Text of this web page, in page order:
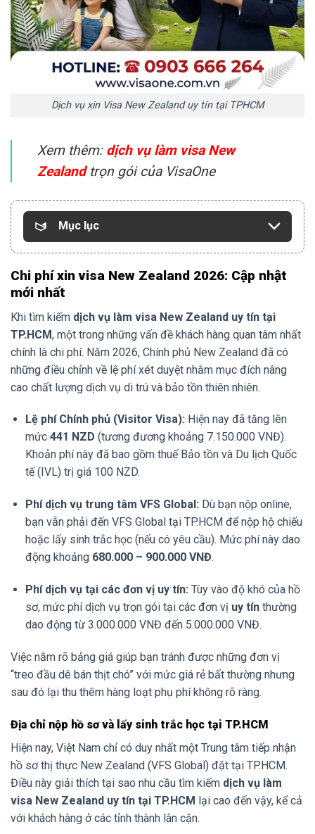
Dịch vụ xin Visa New Zealand uy tín tại TPHCM
Xem thêm: dịch vụ làm visa New
Zealandtrọn gói của VisaOne
Mục lục
Chi phí xin visa New Zealand 2026: Cập nhật
mới nhất
Khi tìm kiếm dịch vụ làm visa New Zealand uy tín tại
TP.HCM, một trong những vấn đề khách hàng quan tâm nhất
chính là chi phí. Năm 2026, Chính phủ New Zealand đã có
những điều chỉnh về lệ phí xét duyệt nhằm mục đích nâng
cao chất lượng dịch vụ di trú và bảo tồn thiên nhiên.
Lệ phí Chính phủ (Visitor Visa): Hiện nay đã tăng lên
mức 441 NZD (tương đương khoảng 7.150.000 VNĐ).
Khoản phí này đã bao gồm thuế Bảo tồn và Du lịch Quốc
tế (IVL) trị giá 100 NZD.
Phí dịch vụ trung tâm VFS Global: Dù bạn nộp online,
bạn vẫn phải đến VFS Global tại TP.HCM để nộp hộ chiếu
hoặc lấy sinh trắc học (nếu có yêu cầu). Mức phí này dao
động khoảng 680.000 – 900.000 VNĐ.
Phí dịch vụ tại các đơn vị uy tín: Tùy vào độ khó của hồ
sơ, mức phí dịch vụ trọn gói tại các đơn vị uy tínthường
dao động từ 3.000.000 VNĐ đến 5.000.000 VNĐ.
Việc nắm rõ bảng giá giúp bạn tránh được những đơn vị
“treo đầu dê bán thịt chó” với mức giá rẻ bất thường nhưng
sau đó lại thu thêm hàng loạt phụ phí không rõ ràng.
Địa chỉ nộp hồ sơ và lấy sinh trắc học tại TP.HCM
Hiện nay, Việt Nam chỉ có duy nhất một Trung tâm tiếp nhận
hồ sơ thị thực New Zealand (VFS Global) đặt tại TP.HCM.
Điều này giải thích tại sao nhu cầu tìm kiếm dịch vụ làm
visa New Zealand uy tín tại TP.HCM lại cao đến vậy, kể cả
với khách hàng ở các tỉnh thành lân cận.